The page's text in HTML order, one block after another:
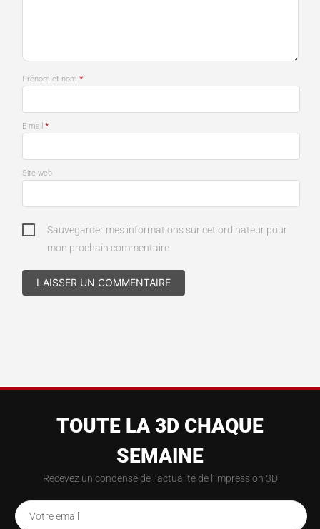
Prénom et nom *
E-mail *
Site web
Sauvegarder mes informations sur cet ordinateur pour
mon prochain commentaire
TOUTE LA 3D CHAQUE
SEMAINE
Recevez un condensé de l’actualité de l’impression 3D
Votre email